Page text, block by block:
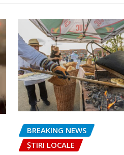
BREAKING NEWS
ȘTIRI LOCALE